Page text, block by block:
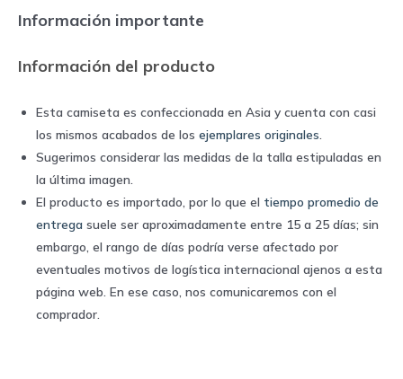
Información importante
Información del producto
Esta camiseta es confeccionada en Asia y cuenta con casi
los mismos acabados de los ejemplares originales
Sugerimos considerar las medidas de la talla estipuladas en
la última imagen.
El producto es importado, por lo que el tiempo promedio de
entrega suele ser aproximadamente entre 15 a 25 días; sin
embargo, el rango de días podría verse afectado por
eventuales motivos de logística internacional ajenos a esta
página web. En ese caso, nos comunicaremos con el
comprador.